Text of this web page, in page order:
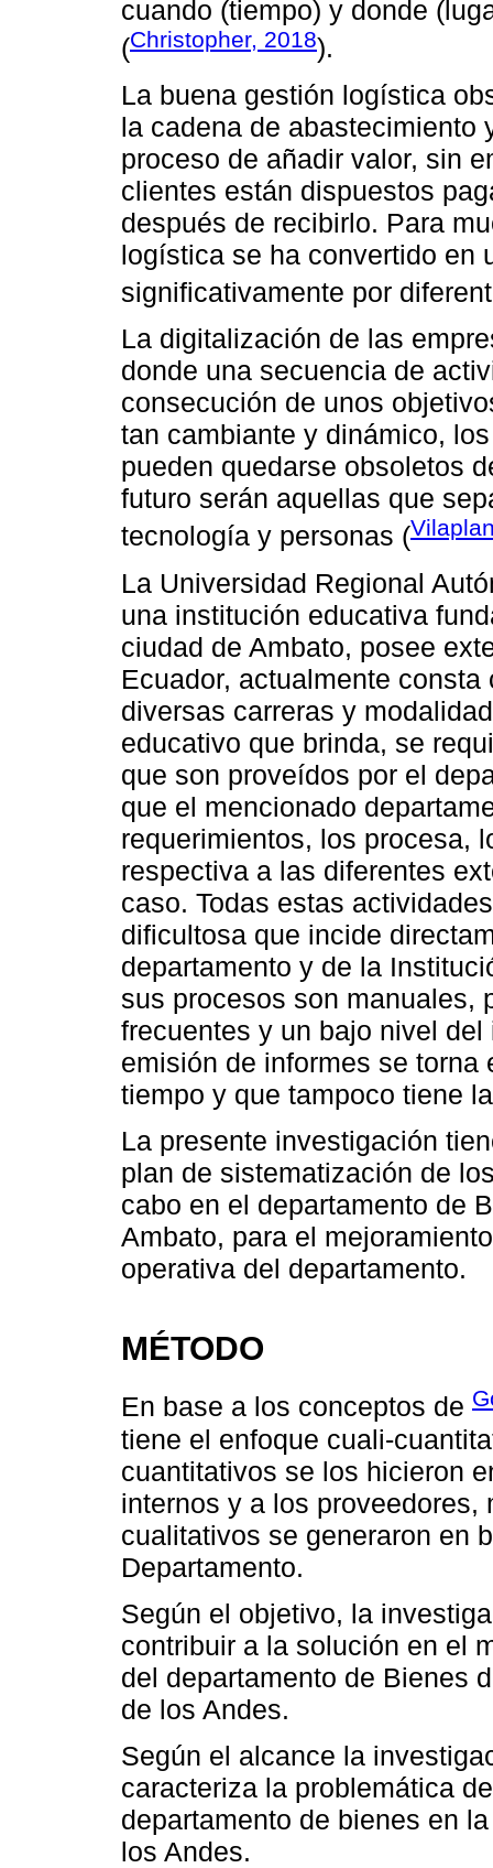
cuando (tiempo) y donde
(Christopher, 2018).
La buena gestión logística
la cadena de abastecimiento
proceso de añadir valor, sin
clientes están dispuestos
después de recibirlo. Para
logística se ha convertido en
significativamente por
La digitalización de las
donde una secuencia de
consecución de unos
tan cambiante y dinámico,
pueden quedarse obsoletos
futuro serán aquellas que
tecnología y personas (
La Universidad Regional
una institución educativa
ciudad de Ambato, posee
Ecuador, actualmente
diversas carreras y
educativo que brinda, se
que son proveídos por el
que el mencionado
requerimientos, los procesa,
respectiva a las diferentes
caso. Todas estas
dificultosa que incide
departamento y de la
sus procesos son manuales,
frecuentes y un bajo nivel
emisión de informes se
tiempo y que tampoco tiene
La presente investigación
plan de sistematización de
cabo en el departamento de
Ambato, para el
operativa del departamento.
MÉTODO
En base a los conceptos de
tiene el enfoque cuali-
cuantitativos se los hicieron
internos y a los
cualitativos se generaron en
Departamento.
Según el objetivo, la
contribuir a la solución en el
del departamento de Bienes
de los Andes.
Según el alcance la
caracteriza la problemática
departamento de bienes en
los Andes.